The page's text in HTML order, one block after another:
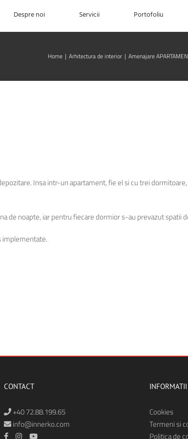
Despre noi Servicii Portofoliu
Home | Arhitectura de interior | Amenajare
Insa intr-un apartament, fie el si cu trei
de noapte, iar pentru fiecare dormior s-au prevazut spatii
implementate.
CONTACT
+40 72.88.199.65
info@innerko.com
INFORMATII
Cookies
Termeni si
Politica de